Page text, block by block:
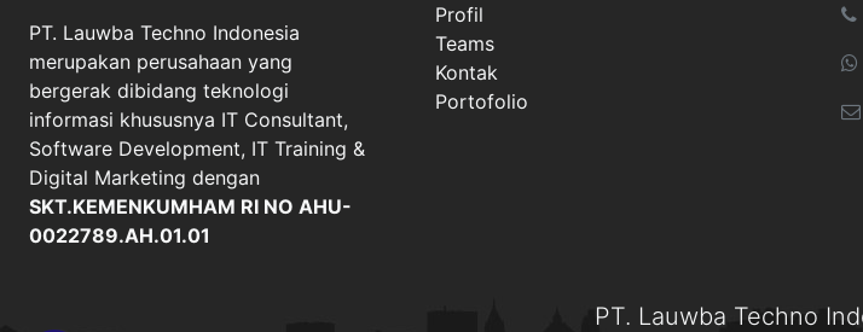
PT. Lauwba Techno Indonesia
merupakan perusahaan yang
bergerak dibidang teknologi
informasi khususnya IT Consultant,
Software Development, IT Training &
Digital Marketing dengan
SKT.KEMENKUMHAM RI NO AHU-
0022789.AH.01.01
Profil
Teams
Kontak
Portofolio
PT. Lauwba Techno